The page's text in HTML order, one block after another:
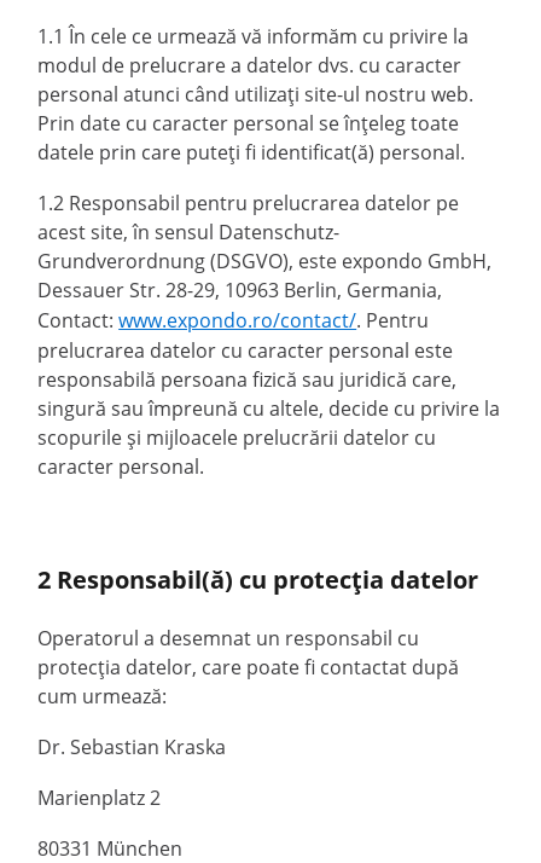
1.1 În cele ce urmează vă informăm cu privire la
modul de prelucrare a datelor dvs. cu caracter
personal atunci când utilizați site-ul nostru web.
Prin date cu caracter personal se înțeleg toate
datele prin care puteți fi identificat(ă) personal.
1.2 Responsabil pentru prelucrarea datelor pe
acest site, în sensul Datenschutz-
Grundverordnung (DSGVO), este expondo GmbH,
Dessauer Str. 28-29, 10963 Berlin, Germania,
Contact:www.expondo.ro/contact/. Pentru
prelucrarea datelor cu caracter personal este
responsabilă persoana fizică sau juridică care,
singură sau împreună cu altele, decide cu privire la
scopurile și mijloacele prelucrării datelor cu
caracter personal.
2 Responsabil(ă) cu protecția datelor
Operatorul a desemnat un responsabil cu
protecția datelor, care poate fi contactat după
cum urmează:
Dr. Sebastian Kraska
Marienplatz 2
80331 München